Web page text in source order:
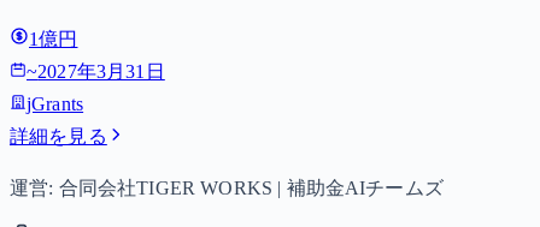
1億円
~2027年3月31日
jGrants
詳細を見る
運営: 合同会社TIGER WORKS | 補助金AIチームズ